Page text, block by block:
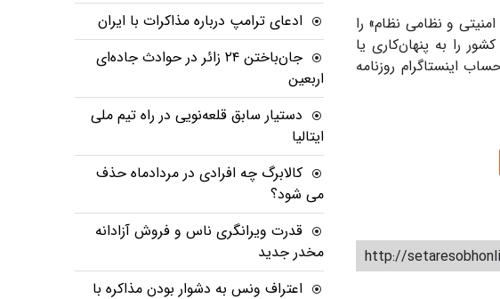
و نظامی نظام» را
را به پنهان‌کاری یا
اینستاگرام روزنامه
http://
ادعای ترامپ درباره مذاکرات با ایران
جان‌باختن ۲۴ زائر در حوادث جاده‌ای
اربعین
دستیار سابق قلعه‌نویی در راه تیم ملی
ایتالیا
کالابرگ چه افرادی در مردادماه حذف
می شود؟
قدرت ویرانگری ناس و فروش آزادانه
مخدر جدید
اعتراف ونس به دشوار بودن مذاکره با